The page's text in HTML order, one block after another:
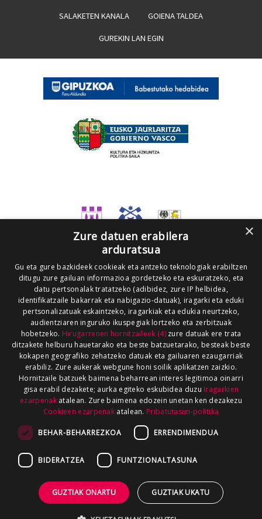
SALAKETEN KANALA GOIENA TALDEA
GUREKIN LAN EGIN
×
Zure datuen erabilera
arduratsua
Gu eta gure bazkideek cookieak eta antzeko teknologiak erabiltzen
ditugu zure gailuan informazioa gordetzeko eta eskuratzeko, eta
datu pertsonalak tratatzeko (adibidez, zure IP helbidea,
identifikatzaile bakarrak eta nabigazio-datuak), iragarki eta eduki
pertsonalizatuak eskaintzeko, iragarkiak eta edukia neurtzeko,
audientziaren inguruko ikuspegiak lortzeko eta zerbitzuak
hobetzeko. Hirugarrenen hornitzaileek (4)zure datuak ere trata
ditzakete helburu hauetarako eta beste batzuetarako, besteak beste
kokapen geografiko zehatzeko datuak eta gailuaren ezaugarriak
erabiliz. Zure aukerak webgune honi soilik aplikatzen zaizkio.
Hornitzaile batzuek baimena beharrean interes legitimoa oinarri
gisa erabil dezakete; aurka egiteko eskubidea duzu Iragarkien
ezarpenakatalean. Zure baimena edozein unetan ken dezakezu
Cookieen ezarpenak atalean. Pribatutasun-politika
BEHAR-BEHARREZKOA ERRENDIMENDUA
BIDERATZEA FUNTZIONALTASUNA
GUZTIAK ONARTU GUZTIAK UKATU